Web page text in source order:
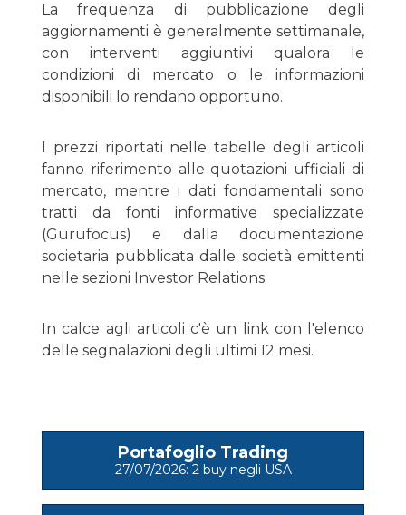
La frequenza di pubblicazione degli
aggiornamenti è generalmente settimanale,
con interventi aggiuntivi qualora le
condizioni di mercato o le informazioni
disponibili lo rendano opportuno.
I prezzi riportati nelle tabelle degli articoli
fanno riferimento alle quotazioni ufficiali di
mercato, mentre i dati fondamentali sono
tratti da fonti informative specializzate
(Gurufocus) e dalla documentazione
societaria pubblicata dalle società emittenti
nelle sezioni Investor Relations.
In calce agli articoli c'è un link con l'elenco
delle segnalazioni degli ultimi 12 mesi.
Portafoglio Trading
27/07/2026: 2 buy negli USA